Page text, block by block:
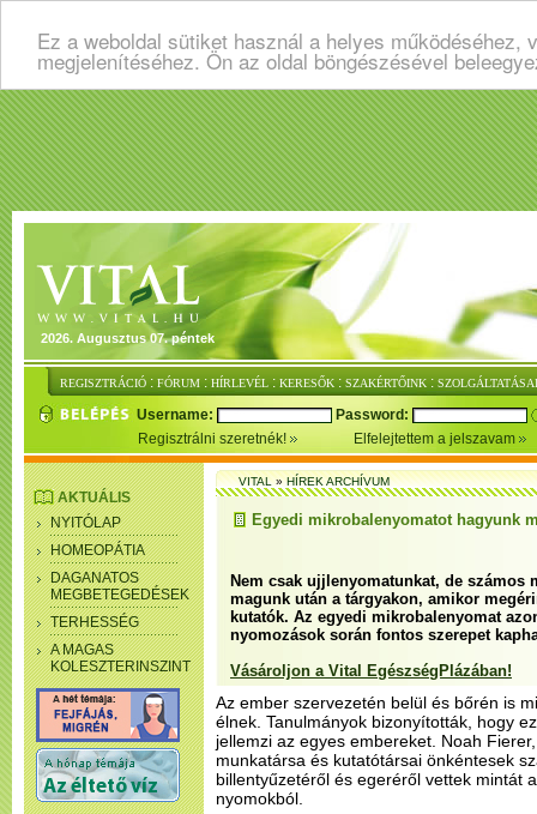
Ez a weboldal sütiket használ a helyes
megjelenítéséhez. Ön az oldal böngészésével
2026. Augusztus 07. péntek
REGISZTRÁCIÓ : FÓRUM : HÍRLEVÉL : KERESŐK : SZAKÉRTŐINK :
Username:
Password:
Regisztrálni szeretnék!
Elfelejtettem a jelszavam
AKTUÁLIS
NYITÓLAP
HOMEOPÁTIA
DAGANATOS
MEGBETEGEDÉSEK
TERHESSÉG
A MAGAS
KOLESZTERINSZINT
VITAL»HÍREK ARCHÍVUM
Egyedi mikrobalenyomatot hagyunk
Nem csak ujjlenyomatunkat, de
magunk után a tárgyakon, amikor
kutatók. Az egyedi mikrobalenyomat
nyomozások során fontos szerepet
Vásároljon a Vital EgészségPlázában!
Az ember szervezetén belül és bőrén is
élnek. Tanulmányok bizonyították, hogy
jellemzi az egyes embereket. Noah
munkatársa és kutatótársai önkéntesek
billentyűzetéről és egeréről vettek mintát
nyomokból.